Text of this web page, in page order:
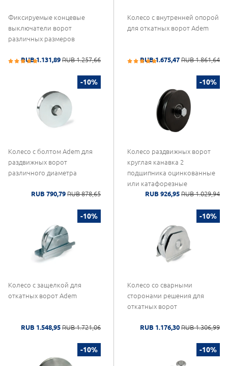
Фиксируемые концевые
выключатели ворот
различных размеров
RUB 1.131,89 RUB 1.257,66
Колесо с внутренней опорой
для откатных ворот Adem
RUB 1.675,47 RUB 1.861,64
-10%
Колесо с болтом Adem для
раздвижных ворот
различного диаметра
RUB 790,79 RUB 878,65
-10%
Колесо раздвижных ворот
круглая канавка 2
подшипника оцинкованные
или катафорезные
RUB 926,95 RUB 1.029,94
-10%
Колесо с защелкой для
откатных ворот Adem
RUB 1.548,95 RUB 1.721,06
-10%
Колесо со сварными
сторонами решения для
откатных ворот
RUB 1.176,30 RUB 1.306,99
-10% -10%